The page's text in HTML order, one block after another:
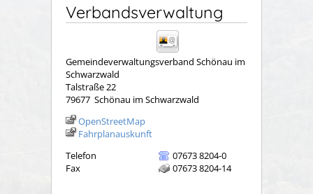
Verbandsverwaltung
Gemeindeverwaltungsverband Schönau im
Schwarzwald
Talstraße 22
79677 Schönau im Schwarzwald
OpenStreetMap
Fahrplanauskunft
Telefon
07673 8204-0
Fax
07673 8204-14